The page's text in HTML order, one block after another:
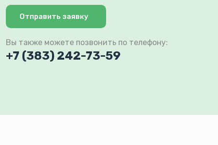
Отправить заявку
Вы также можете позвонить по телефону:
+7 (383) 242-73-59